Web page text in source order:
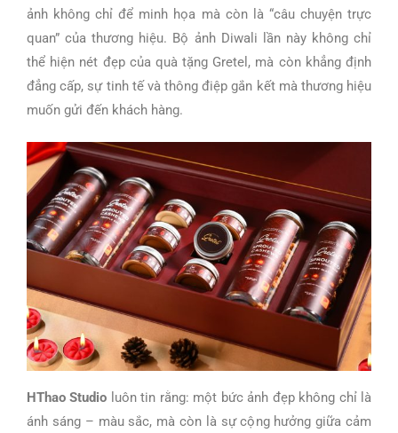
ảnh không chỉ để minh họa mà còn là “câu chuyện trực
quan” của thương hiệu. Bộ ảnh Diwali lần này không chỉ
thể hiện nét đẹp của quà tặng Gretel, mà còn khẳng định
đẳng cấp, sự tinh tế và thông điệp gắn kết mà thương hiệu
muốn gửi đến khách hàng.
HThao Studio luôn tin rằng: một bức ảnh đẹp không chỉ là
ánh sáng – màu sắc, mà còn là sự cộng hưởng giữa cảm